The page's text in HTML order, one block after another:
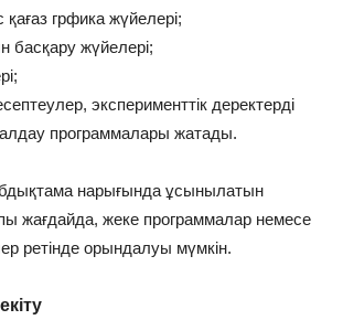
қағаз грфика жүйелері;
басқару жүйелері;
эксперименттік деректерді
программалары жатады.
нарығында ұсынылатын
жағдайда, жеке программалар немесе
ретінде орындалуы мүмкін.